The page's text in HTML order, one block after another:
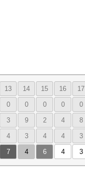
13 14 15 16 17
0 0 0 0 0
3 9 2 4 8
4 3 4 4 3
7 4 6 4 3